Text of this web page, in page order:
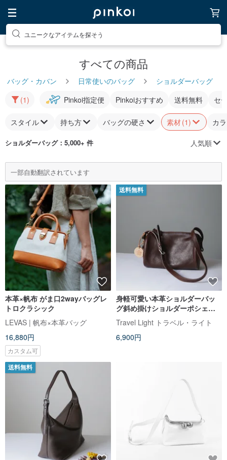
ユニークなアイテムを探そう
すべての商品
バッグ・カバン 日常使いのバッグ
ショルダーバッグ
(1)
Pinkoi指定便 Pinkoiおすすめ 送料無料 セ
スタイル 持ち方 バッグの硬さ 素材(1) カ
ショルダーバッグ：5,000+ 件 人気順
一部自動翻訳されています
本革×帆布 がま口2wayバッグレ
トロクラシック
LEVAS | 帆布×本革バッグ
16,880円
カスタム可
送料無料
身軽可愛い本革ショルダーバッ
グ斜め掛けショルダーポシェッ
ト コーヒー色
Travel Light トラベル・ライト
6,900円
送料無料